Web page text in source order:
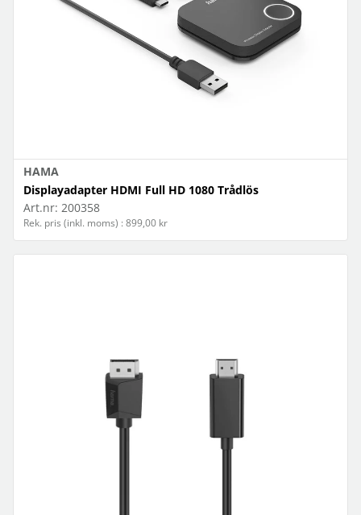
HAMA
Displayadapter HDMI Full HD 1080 Trådlös
Art.nr: 200358
Rek. pris (inkl. moms) : 899,00 kr